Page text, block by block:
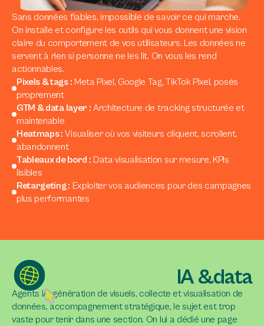
Sans données fiables, impossible de savoir ce qui marche.
On installe et configure les outils qui vous donnent une vision
claire du comportement de vos utilisateurs. Les données ne
servent à rien si personne ne les lit. On vous les rend
actionnables.
Pixels &tags : Meta Pixel, Google Tag, TikTok Pixel, posés
proprement
GTM &data layer : Architecture de tracking structurée et
maintenable
Heatmaps : Visualiser où vos visiteurs cliquent, scrollent,
abandonnent
Tableaux de bord : Data visualisation sur mesure, KPIs
lisibles
Retargeting : Exploiter vos audiences pour des campagnes
plus performantes
IA &data
Agents IA, génération de visuels, collecte et visualisation de
données, accompagnement stratégique, le sujet est trop
vaste pour tenir dans une section. On lui a dédié une page